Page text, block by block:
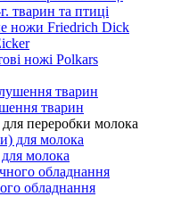
тварин та птиці
ножи Friedrich Dick
ножі Polkars
тварин
переробки молока
молока
обладнання